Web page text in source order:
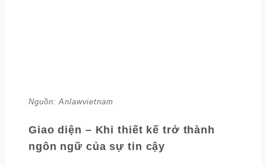
Nguồn: Anlawvietnam
Giao diện – Khi thiết kế trở thành
ngôn ngữ của sự tin cậy